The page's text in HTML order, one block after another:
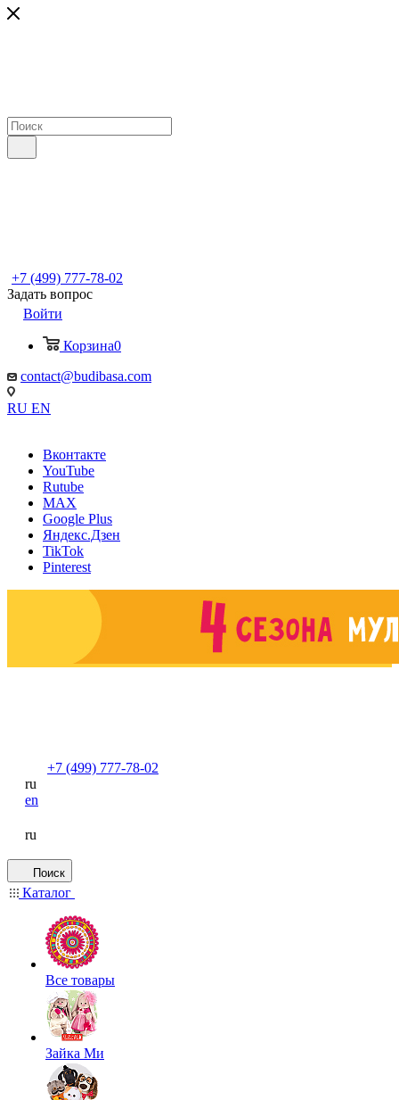
+7 (499) 777-78-02
Задать вопрос
Войти
Корзина0
contact@budibasa.com
RU EN
Вконтакте
YouTube
Rutube
MAX
Google Plus
Яндекс.Дзен
TikTok
Pinterest
+7 (499) 777-78-02
ru
en
ru
Поиск
Каталог
Все товары
Зайка Ми